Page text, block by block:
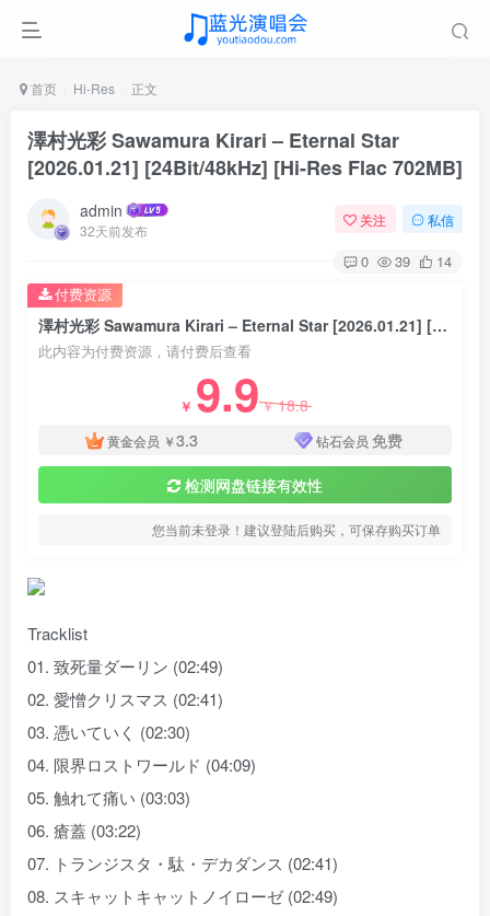
首页 Hi-Res 正文
澤村光彩 Sawamura Kirari – Eternal Star
[2026.01.21] [24Bit/48kHz] [Hi-Res Flac 702MB]
admin
32天前发布
关注 私信
0 39 14
澤村光彩 Sawamura Kirari – Eternal Star [2026.01.21] [24Bit/48kHz] [Hi-Res Flac 702MB]
此内容为付费资源，请付费后查看
￥ 9.9￥18.8
黄金会员 ￥3.3 钻石会员 免费
检测网盘链接有效性
您当前未登录！建议登陆后购买，可保存购买订单
付费资源
Tracklist
01. 致死量ダーリン (02:49)
02. 愛憎クリスマス (02:41)
03. 憑いていく (02:30)
04. 限界ロストワールド (04:09)
05. 触れて痛い (03:03)
06. 瘡蓋 (03:22)
07. トランジスタ・駄・デカダンス (02:41)
08. スキャットキャットノイローゼ (02:49)